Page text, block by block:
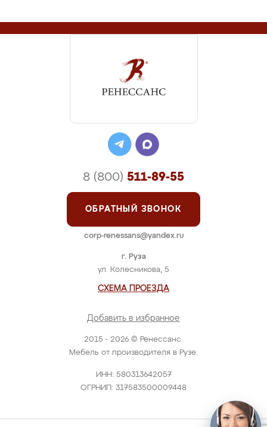
2015 - 2026 © Ренессанс.
Мебель от производителя в Рузе.
ИНН: 580313642057
ОГРНИП: 317583500009448
г. Руза
ул. Колесникова, 5
СХЕМА ПРОЕЗДА
Добавить в избранное
8 (800) 511-89-55
ОБРАТНЫЙ ЗВОНОК
corp-renessans@yandex.ru